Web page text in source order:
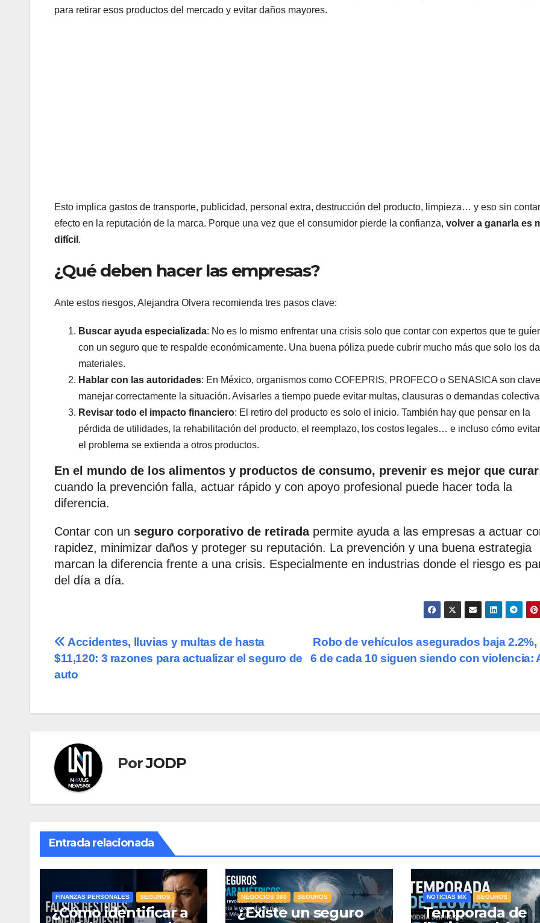
para retirar esos productos del mercado y evitar daños mayores.
Esto implica gastos de transporte, publicidad, personal extra, destrucción del producto, limpieza… y eso sin
efecto en la reputación de la marca. Porque una vez que el consumidor pierde la confianza, volver a ganarla es
difícil .
¿Qué deben hacer las empresas?
Ante estos riesgos, Alejandra Olvera recomienda tres pasos clave:
Buscar ayuda especializada: No es lo mismo enfrentar una crisis solo que contar con expertos que te
con un seguro que te respalde económicamente. Una buena póliza puede cubrir mucho más que solo los
materiales.
Hablar con las autoridades: En México, organismos como COFEPRIS, PROFECO o SENASICA son
manejar correctamente la situación. Avisarles a tiempo puede evitar multas, clausuras o demandas
Revisar todo el impacto financiero: El retiro del producto es solo el inicio. También hay que pensar en la
pérdida de utilidades, la rehabilitación del producto, el reemplazo, los costos legales… e incluso cómo
el problema se extienda a otros productos.
En el mundo de los alimentos y productos de consumo, prevenir es mejor que curar
cuando la prevención falla, actuar rápido y con apoyo profesional puede hacer toda la
diferencia.
Contar con un seguro corporativo de retiradapermite ayuda a las empresas a actuar
rapidez, minimizar daños y proteger su reputación. La prevención y una buena estrategia
marcan la diferencia frente a una crisis. Especialmente en industrias donde el riesgo es
del día a día.
Navegación
de
Robo de vehículos asegurados baja 2.2%,
6 de cada 10 siguen siendo con violencia:
Accidentes, lluvias y multas de hasta
$11,120: 3 razones para actualizar el seguro de
auto
PorJODP
Entrada relacionada
FINANZAS PERSONALES SEGUROS
¿Cómo identificar a
NEGOCIOS 360 SEGUROS
¿Existe un seguro
NOTICIAS MX SEGUROS
Temporada de